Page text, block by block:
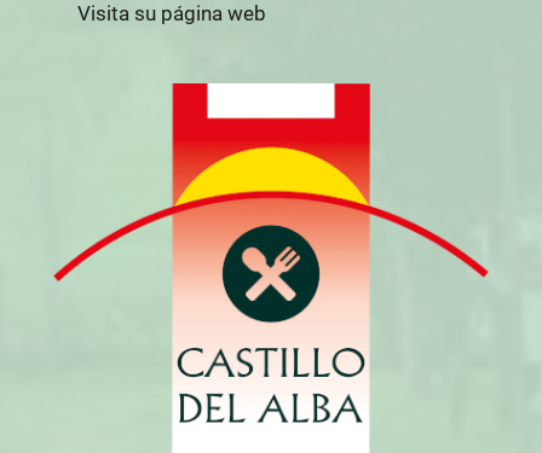
Visita su página web